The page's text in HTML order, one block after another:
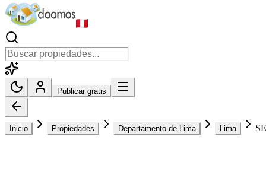
Publicar gratis
Inicio Propiedades Departamento de Lima Lima